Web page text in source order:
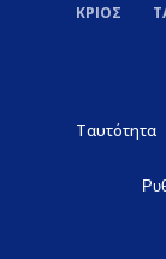
ΚΡΙΟΣ
Ταυτότητα